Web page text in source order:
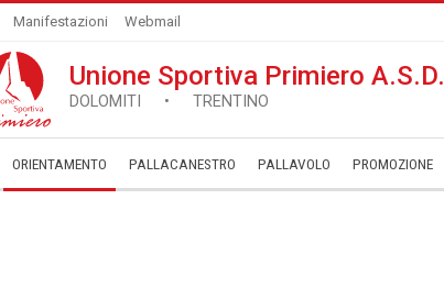
Manifestazioni Webmail
Unione Sportiva Primiero A.S.D.
DOLOMITI • TRENTINO
ORIENTAMENTO PALLACANESTRO PALLAVOLO ­PROMOZIONE